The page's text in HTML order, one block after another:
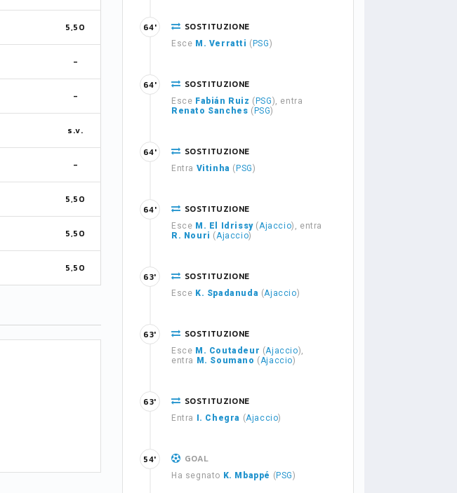
5,50
-
-
s.v.
-
5,50
5,50
5,50
SOSTITUZIONE
Esce M. Verratti ( PSG)
64'
SOSTITUZIONE
Esce Fabián Ruiz ( PSG), entra
Renato Sanches ( PSG)
64'
SOSTITUZIONE
Entra Vitinha ( PSG)
64'
SOSTITUZIONE
Esce M. El Idrissy(Ajaccio), entra
R. Nouri (Ajaccio)
64'
SOSTITUZIONE
Esce K. Spadanuda (Ajaccio)
63'
SOSTITUZIONE
Esce M. Coutadeur (Ajaccio),
entra
M. Soumano (Ajaccio)
63'
SOSTITUZIONE
Entra I. Chegra (Ajaccio)
63'
GOAL
Ha segnato K. Mbappé ( PSG)
54'